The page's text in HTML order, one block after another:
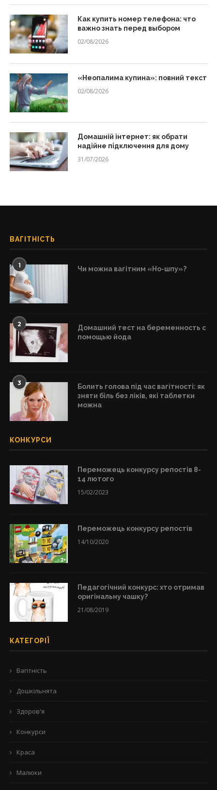
Как купить номер телефона: что
важно знать перед выбором
02/08/2026
«Неопалима купина»: повний текст
02/08/2026
Домашній інтернет: як обрати
надійне підключення для дому
31/07/2026
ВАГІТНІСТЬ
1 Чи можна вагітним «Но-шпу»?
2
Домашний тест на беременность с
помощью йода
3
Болить голова під час вагітності: як
зняти біль без ліків, які таблетки
можна
КОНКУРСИ
Переможець конкурсу репостів 8-
14 лютого
15/02/2023
Переможець конкурсу репостів
14/10/2020
Педагогічний конкурс: хто отримав
оригінальну чашку?
21/08/2019
КАТЕГОРІЇ
Вагітність
Дошкільнята
Здоров'я
Конкурси
Краса
Малюки